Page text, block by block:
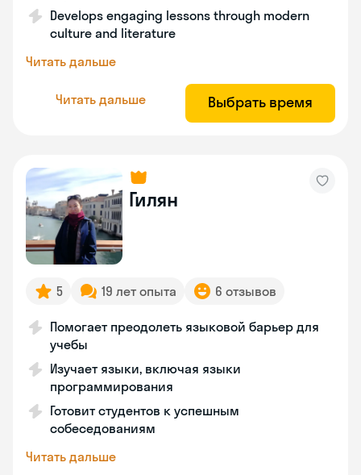
Develops engaging lessons through modern
culture and literature
Читать дальше
Читать дальше Выбрать время
Гилян
5 19 лет опыта 6 отзывов
Помогает преодолеть языковой барьер для
учебы
Изучает языки, включая языки
программирования
Готовит студентов к успешным
собеседованиям
Читать дальше